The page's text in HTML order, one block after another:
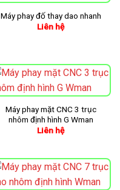
Máy phay đố thay dao nhanh
Liên hệ
Máy phay mặt CNC 3 trục
nhôm định hình G Wman
Liên hệ